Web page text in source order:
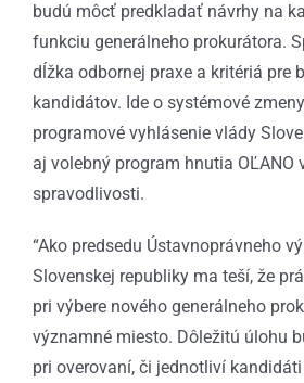
budú môcť predkladať návrhy na
funkciu generálneho prokurátora.
dĺžka odbornej praxe a kritériá pre
kandidátov. Ide o systémové
programové vyhlásenie vlády
aj volebný program hnutia OĽANO
spravodlivosti.
“Ako predsedu Ústavnoprávneho
Slovenskej republiky ma teší, že
pri výbere nového generálneho
významné miesto. Dôležitú úlohu
pri overovaní, či jednotliví